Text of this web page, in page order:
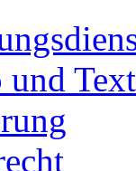
Text